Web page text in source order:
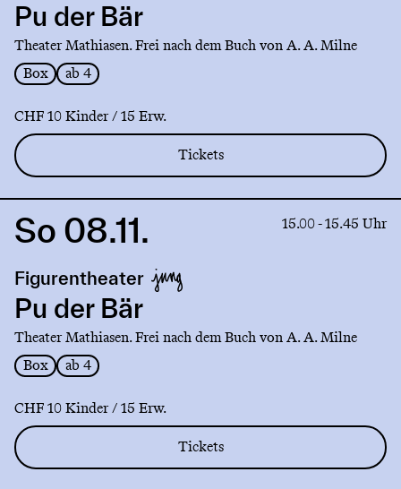
der
BärPu der Bär
Theater Mathiasen. Frei nach dem Buch von A. A. Milne
Box
ab 4
CHF 10 Kinder / 15 Erw.
Tickets
Link
der
Bär
So 08.11. 15.00 - 15.45 Uhr
Figurentheater
Pu der Bär
Theater Mathiasen. Frei nach dem Buch von A. A. Milne
Box
ab 4
CHF 10 Kinder / 15 Erw.
Tickets